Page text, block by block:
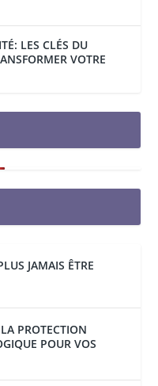
LES CLÉS DU
VOTRE
JAMAIS ÊTRE
PROTECTION
POUR VOS